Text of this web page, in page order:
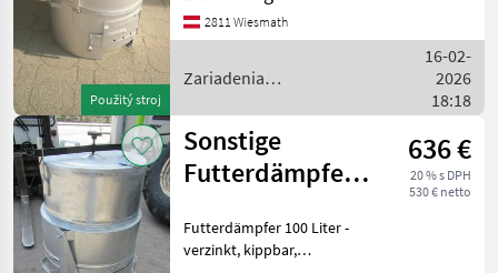
Sonstige
2
MARKETPLACE
Marketplace
Nabídky
prodejců
Inzeráty
Použitý stroj
Explosionsklappe,
Rauchrohranschluß 120mm
potravinárske
2811 Wiesmath
Zariadenia
priemyslu / Eidler
16-02-
2026
18:18
Sonstige
Futterdämpfer
636 €
20 % s DPH
530 € netto
Futterdämpfer 100 Liter -
verzinkt, kippbar,